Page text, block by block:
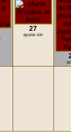
27
ayuno sin